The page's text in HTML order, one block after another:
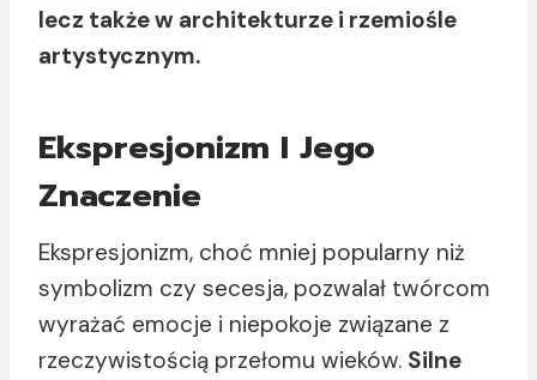
lecz także w architekturze i rzemiośle
artystycznym.
Ekspresjonizm I Jego
Znaczenie
Ekspresjonizm, choć mniej popularny niż
symbolizm czy secesja, pozwalał twórcom
wyrażać emocje i niepokoje związane z
rzeczywistością przełomu wieków. Silne